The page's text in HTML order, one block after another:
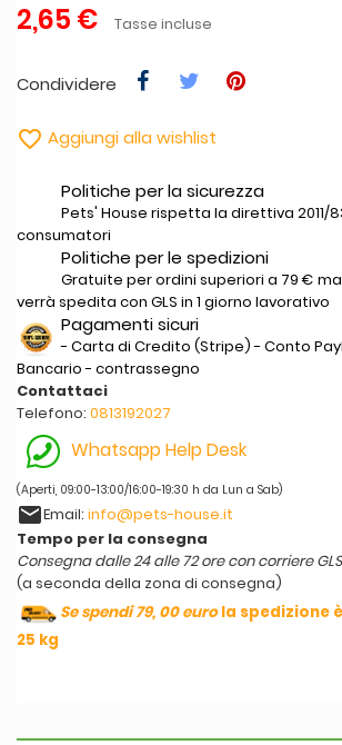
2,65 € Tasse incluse
Condividere
 Aggiungi alla wishlist
Politiche per la sicurezza
Pets' House rispetta la direttiva 2011/
consumatori
Politiche per le spedizioni
Gratuite per ordini superiori a 79 €
verrà spedita con GLS in 1 giorno lavorativo
Pagamenti sicuri
- Carta di Credito (Stripe) - Conto
Bancario - contrassegno
Contattaci
Telefono: 0813192027
Whatsapp Help Desk
(Aperti, 09:00-13:00/16:00-19:30 h da Lun a Sab)
emailEmail: info@pets-house.it
Tempo per la consegna
Consegna dalle 24 alle 72 ore con corriere GLS
(a seconda della zona di consegna)
Se spendi 79, 00 eurola spedizione
25 kg